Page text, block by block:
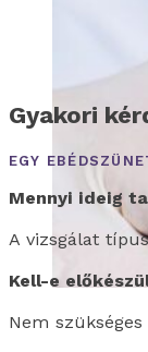
Gyakori
EGY
Mennyi ideig
A vizsgálat
Kell-e
Nem